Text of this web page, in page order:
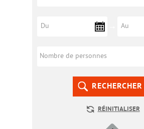
RECHERCHER
RÉINITIALISER